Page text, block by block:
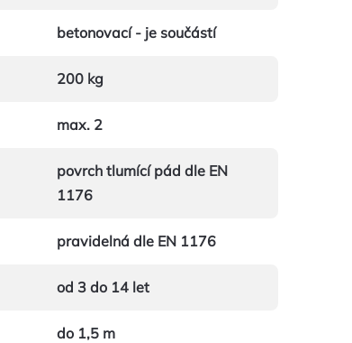
betonovací - je součástí
200 kg
max. 2
povrch tlumící pád dle EN
1176
pravidelná dle EN 1176
od 3 do 14 let
do 1,5 m